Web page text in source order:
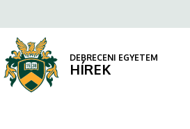
önkéntesek
a
védekezésben
a
tartalomra
DEBRECENI EGYETEM
HÍREK